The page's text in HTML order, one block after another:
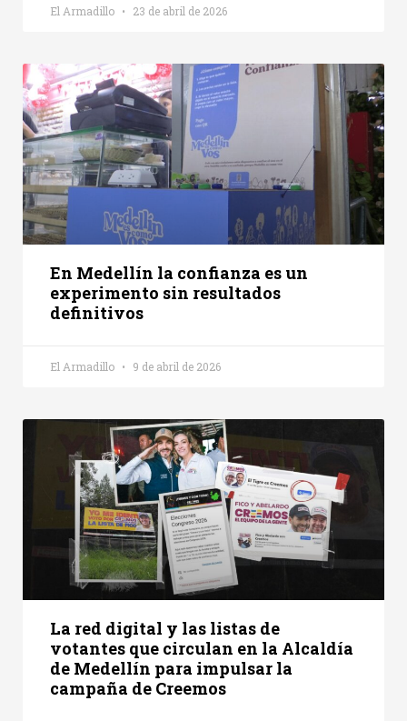
El Armadillo 23 de abril de 2026
En Medellín la confianza es un
experimento sin resultados
definitivos
El Armadillo 9 de abril de 2026
La red digital y las listas de
votantes que circulan en la Alcaldía
de Medellín para impulsar la
campaña de Creemos